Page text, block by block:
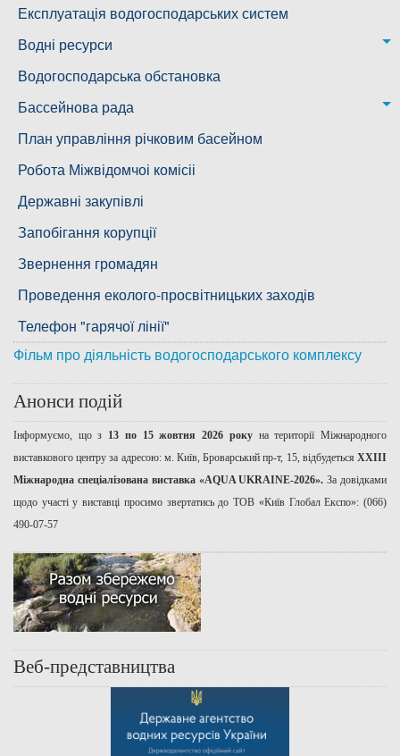
Ковалівська дільниця
Новобузька дільниця
Снігурівська дільниця
Дільниця з обслуговування насосного обладнання та
водоочисних установок
Лабораторія питного водопостачання
Експлуатація водогосподарських систем
Водні ресурси
Режими роботи водних об’єктів
Водогосподарська обстановка
Бассейнова рада
Басейнова рада Південного Бугу
Басейнова рада нижнього Дніпра
Басейнова рада річок Причорномор'я
План управління річковим басейном
Робота Міжвідомчоі комісіі
Державні закупівлі
Запобігання корупції
Звернення громадян
Проведення еколого-просвітницьких заходів
Телефон "гарячої лінії"
Фільм про діяльність водогосподарського комплексу
Анонси подій
Інформуємо, що з 13 по 15 жовтня 2026 рокуна території Міжнародного
виставкового центру за адресою: м. Київ, Броварський пр-т, 15, відбудеться ХХІІІ
Міжнародна спеціалізована виставка «AQUA UKRAINE-2026».За довідками
щодо участі у виставці просимо звертатись до ТОВ «Київ Глобал Експо»: (066)
490-07-57
Веб-представництва